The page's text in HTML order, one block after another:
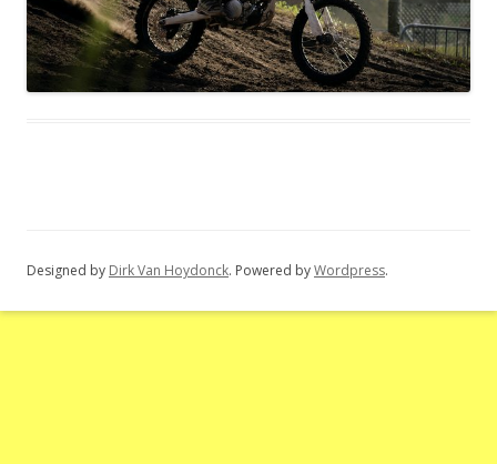
Designed by Dirk Van Hoydonck. Powered byWordpress.